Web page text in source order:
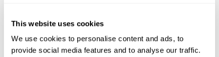
This website uses cookies
We use cookies to personalise content and ads, to
provide social media features and to analyse our traffic.
> Zobrazit detail položky a informace o autorovi